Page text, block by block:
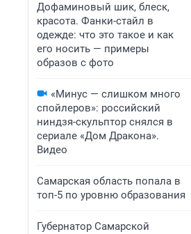
Дофаминовый шик, блеск,
красота. Фанки-стайл в
одежде: что это такое и как
его носить — примеры
образов с фото
«Минус — слишком много
спойлеров»: российский
ниндзя-скульптор снялся в
сериале «Дом Дракона».
Видео
Самарская область попала в
топ-5 по уровню образования
Губернатор Самарской